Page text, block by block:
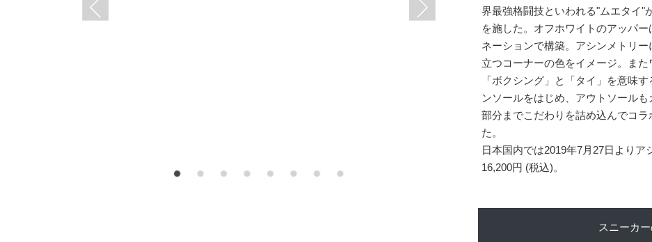
界最強格闘技といわれる"ムエタイ"
を施した。オフホワイトのアッパ
ネーションで構築。アシンメトリ
立つコーナーの色をイメージ。ま
「ボクシング」と「タイ」を意味
ンソールをはじめ、アウトソール
部分までこだわりを詰め込んでコ
た。
日本国内では2019年7月27日より
16,200円 (税込)。
スニーカ